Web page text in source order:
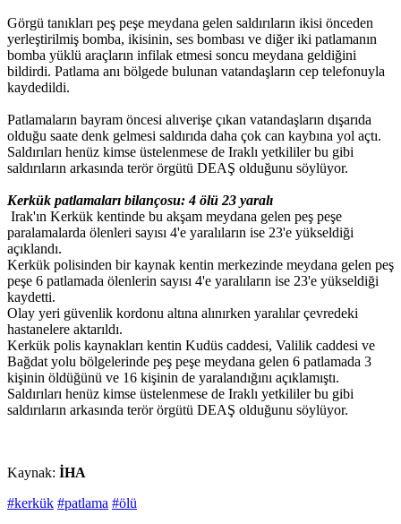
Görgü tanıkları peş peşe meydana gelen saldırıların ikisi önceden
yerleştirilmiş bomba, ikisinin, ses bombası ve diğer iki patlamanın
bomba yüklü araçların infilak etmesi soncu meydana geldiğini
bildirdi. Patlama anı bölgede bulunan vatandaşların cep telefonuyla
kaydedildi.
Patlamaların bayram öncesi alıverişe çıkan vatandaşların dışarıda
olduğu saate denk gelmesi saldırıda daha çok can kaybına yol açtı.
Saldırıları henüz kimse üstelenmese de Iraklı yetkililer bu gibi
saldırıların arkasında terör örgütü DEAŞ olduğunu söylüyor.
Kerkük patlamaları bilançosu: 4 ölü 23 yaralı
Irak'ın Kerkük kentinde bu akşam meydana gelen peş peşe
paralamalarda ölenleri sayısı 4'e yaralıların ise 23'e yükseldiği
açıklandı.
Kerkük polisinden bir kaynak kentin merkezinde meydana gelen peş
peşe 6 patlamada ölenlerin sayısı 4'e yaralıların ise 23'e yükseldiği
kaydetti.
Olay yeri güvenlik kordonu altına alınırken yaralılar çevredeki
hastanelere aktarıldı.
Kerkük polis kaynakları kentin Kudüs caddesi, Valilik caddesi ve
Bağdat yolu bölgelerinde peş peşe meydana gelen 6 patlamada 3
kişinin öldüğünü ve 16 kişinin de yaralandığını açıklamıştı.
Saldırıları henüz kimse üstelenmese de Iraklı yetkililer bu gibi
saldırıların arkasında terör örgütü DEAŞ olduğunu söylüyor.
Kaynak: İHA
#kerkük #patlama #ölü